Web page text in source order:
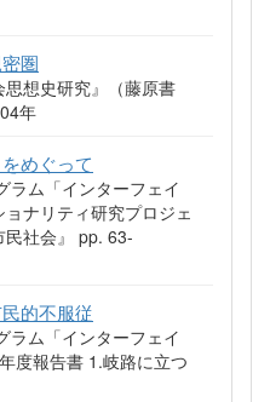
圏
想史研究』（藤原書
年
めぐって
ラム「インターフェイ
ナリティ研究プロジェ
民社会』 pp. 63-
的不服従
ラム「インターフェイ
度報告書 1.岐路に立つ